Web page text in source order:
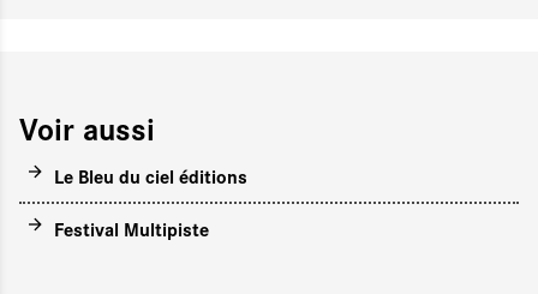
Voir aussi
Le Bleu du ciel éditions
Festival Multipiste